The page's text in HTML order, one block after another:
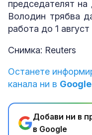
председателят
Володин трябва
работа до 1 август
Снимка: Reuters
Останете
канала ни в
Добави ни в
в Google